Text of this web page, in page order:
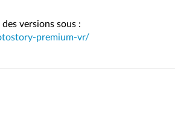
versions sous :
premium-vr/